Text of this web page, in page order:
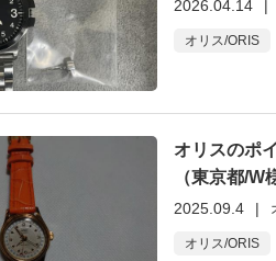
2026.04.14 |
オリス/ORIS
オリスのポ
（東京都/W
2025.09.4 |
オリス/ORIS